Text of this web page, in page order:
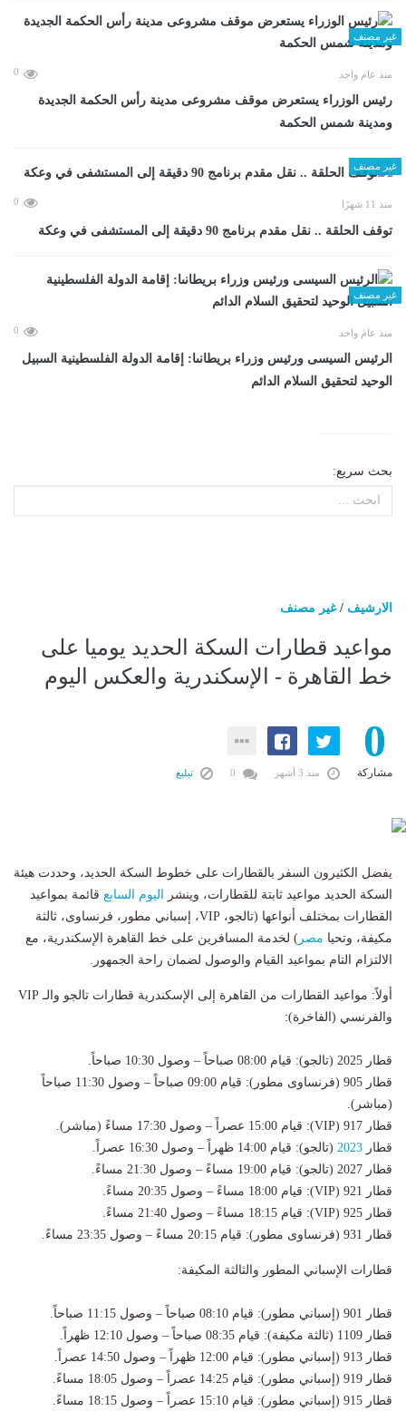
غير مصنف
منذ عام واحد 0
رئيس الوزراء يستعرض موقف مشروعى مدينة رأس الحكمة الجديدة
ومدينة شمس الحكمة
غير مصنف
منذ 11 شهرًا 0
توقف الحلقة .. نقل مقدم برنامج 90 دقيقة إلى المستشفى في وعكة
غير مصنف
منذ عام واحد 0
الرئيس السيسى ورئيس وزراء بريطانىا: إقامة الدولة الفلسطينية السبيل
الوحيد لتحقيق السلام الدائم
بحث سريع:
الارشيف /غير مصنف
مواعيد قطارات السكة الحديد يوميا على
خط القاهرة - الإسكندرية والعكس اليوم
0
مشاركة منذ 3 أشهر تبليغ
يفضل الكثيرون السفر بالقطارات على خطوط السكة الحديد، وحددت هيئة
السكة الحديد مواعيد ثابتة للقطارات، وينشر
اليوم السابع قائمة بمواعيد
القطارات بمختلف أنواعها (تالجو، VIP، إسباني مطور، فرنساوى، ثالثة
مكيفة، وتحيا مصر ) لخدمة المسافرين على خط القاهرة الإسكندرية، مع
الالتزام التام بمواعيد القيام والوصول لضمان راحة الجمهور.
أولاً: مواعيد القطارات من القاهرة إلى الإسكندرية قطارات تالجو والـ VIP
والفرنسي (الفاخرة):
قطار 2025 (تالجو): قيام 08:00 صباحاً – وصول 10:30 صباحاً.
قطار 905 (فرنساوى مطور): قيام 09:00 صباحاً – وصول 11:30 صباحاً
(مباشر).
قطار 917 (VIP): قيام 15:00 عصراً – وصول 17:30 مساءً (مباشر).
قطار 2023 (تالجو): قيام 14:00 ظهراً – وصول 16:30 عصراً.
قطار 2027 (تالجو): قيام 19:00 مساءً – وصول 21:30 مساءً.
قطار 921 (VIP): قيام 18:00 مساءً – وصول 20:35 مساءً.
قطار 925 (VIP): قيام 18:15 مساءً – وصول 21:40 مساءً.
قطار 931 (فرنساوى مطور): قيام 20:15 مساءً – وصول 23:35 مساءً.
قطارات الإسباني المطور والثالثة المكيفة:
قطار 901 (إسباني مطور): قيام 08:10 صباحاً – وصول 11:15 صباحاً.
قطار 1109 (ثالثة مكيفة): قيام 08:35 صباحاً – وصول 12:10 ظهراً.
قطار 913 (إسباني مطور): قيام 12:00 ظهراً – وصول 14:50 عصراً.
قطار 919 (إسباني مطور): قيام 14:25 عصراً – وصول 18:05 مساءً.
قطار 915 (إسباني مطور): قيام 15:10 عصراً – وصول 18:15 مساءً.